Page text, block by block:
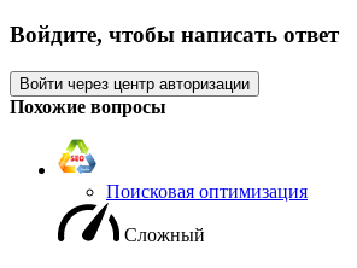
Войдите, чтобы написать ответ
Войти через центр авторизации
Похожие вопросы
Поисковая оптимизация
Сложный